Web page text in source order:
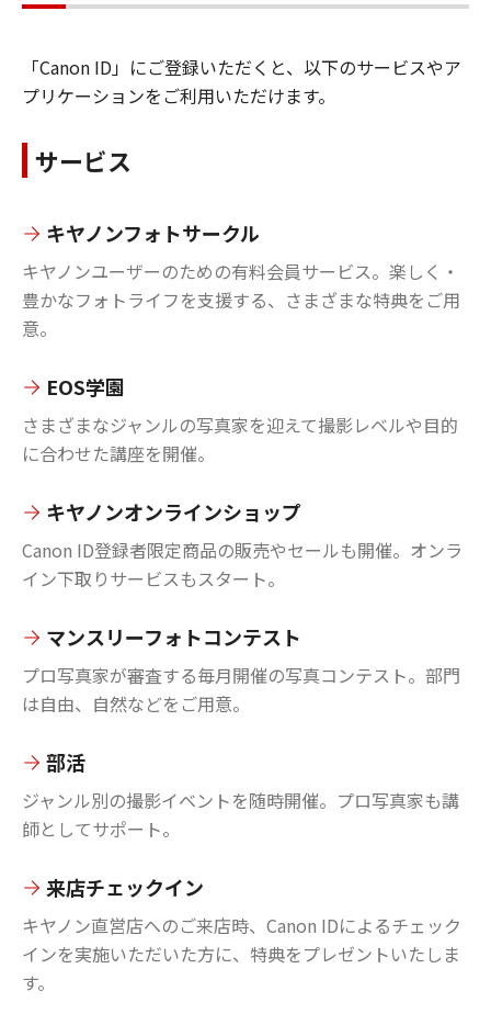
「Canon ID」にご登録いただくと、以下のサービスやア
プリケーションをご利用いただけます。
サービス
キヤノンフォトサークル
キヤノンユーザーのための有料会員サービス。楽しく・
豊かなフォトライフを支援する、さまざまな特典をご用
意。
EOS学園
さまざまなジャンルの写真家を迎えて撮影レベルや目的
に合わせた講座を開催。
キヤノンオンラインショップ
Canon ID登録者限定商品の販売やセールも開催。オンラ
イン下取りサービスもスタート。
マンスリーフォトコンテスト
プロ写真家が審査する毎月開催の写真コンテスト。部門
は自由、自然などをご用意。
部活
ジャンル別の撮影イベントを随時開催。プロ写真家も講
師としてサポート。
来店チェックイン
キヤノン直営店へのご来店時、Canon IDによるチェック
インを実施いただいた方に、特典をプレゼントいたしま
す。